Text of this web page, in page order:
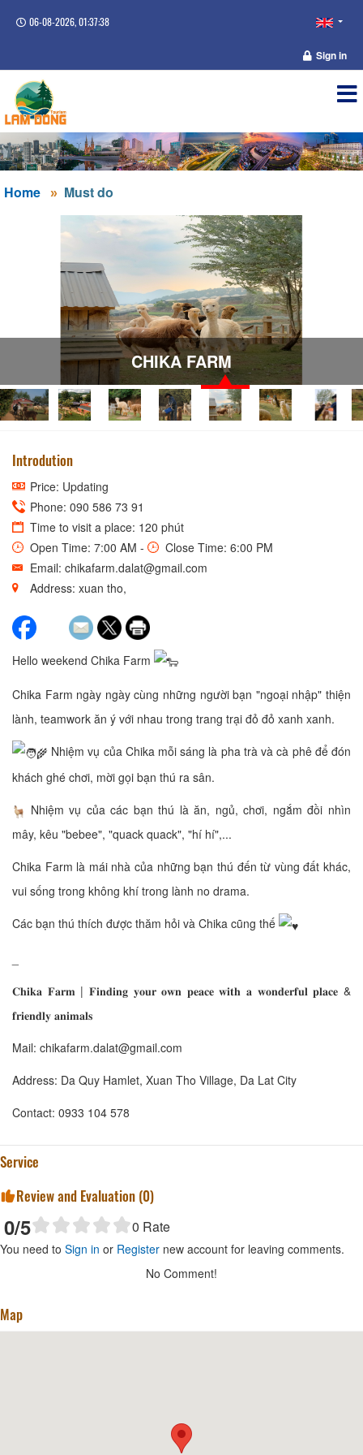
06-08-2026, 01:37:39
Sign in
Home Must do
CHIKA FARM
Introdution
Price: Updating
Phone: 090 586 73 91
Time to visit a place: 120 phút
Open Time: 7:00 AM -
Close Time: 6:00 PM
Email: chikafarm.dalat@gmail.com
Address: xuan tho,
Hello weekend Chika Farm
Chika Farm ngày ngày cùng những người bạn "ngoại nhập" thiện
lành, teamwork ăn ý với nhau trong trang trại đỏ đỏ xanh xanh.
Nhiệm vụ của Chika mỗi sáng là pha trà và cà phê để đón
khách ghé chơi, mời gọi bạn thú ra sân.
Nhiệm vụ của các bạn thú là ăn, ngủ, chơi, ngắm đồi nhìn
mây, kêu "bebee", "quack quack", "hí hí",...
Chika Farm là mái nhà của những bạn thú đến từ vùng đất khác,
vui sống trong không khí trong lành no drama.
Các bạn thú thích được thăm hỏi và Chika cũng thế
𝐂𝐡𝐢𝐤𝐚 𝐅𝐚𝐫𝐦 | 𝐅𝐢𝐧𝐝𝐢𝐧𝐠 𝐲𝐨𝐮𝐫 𝐨𝐰𝐧 𝐩𝐞𝐚𝐜𝐞 𝐰𝐢𝐭𝐡 𝐚 𝐰𝐨𝐧𝐝𝐞𝐫𝐟𝐮𝐥 𝐩𝐥𝐚𝐜𝐞 &
𝐟𝐫𝐢𝐞𝐧𝐝𝐥𝐲 𝐚𝐧𝐢𝐦𝐚𝐥𝐬
Mail: chikafarm.dalat@gmail.com
Address: Da Quy Hamlet, Xuan Tho Village, Da Lat City
Contact: 0933 104 578
Service
Review and Evaluation (0)
0/5 0 Rate
You need to Sign in or Register new account for leaving comments.
No Comment!
Map